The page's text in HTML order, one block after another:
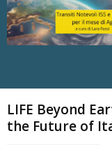
LIFE Beyond
the Future of